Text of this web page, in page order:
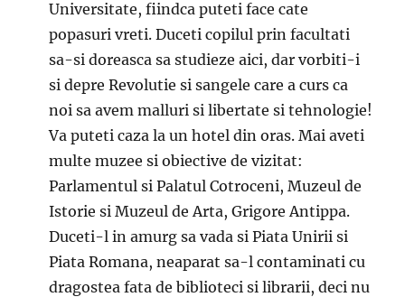
Universitate, fiindca puteti face cate
popasuri vreti. Duceti copilul prin facultati
sa-si doreasca sa studieze aici, dar vorbiti-i
si depre Revolutie si sangele care a curs ca
noi sa avem malluri si libertate si tehnologie!
Va puteti caza la un hotel din oras. Mai aveti
multe muzee si obiective de vizitat:
Parlamentul si Palatul Cotroceni, Muzeul de
Istorie si Muzeul de Arta, Grigore Antippa.
Duceti-l in amurg sa vada si Piata Unirii si
Piata Romana, neaparat sa-l contaminati cu
dragostea fata de biblioteci si librarii, deci nu